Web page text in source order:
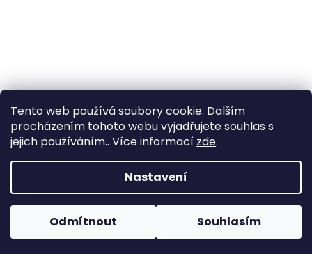
Tento web používá soubory cookie. Dalším
procházením tohoto webu vyjadřujete souhlas s
jejich používáním.. Více informací zde.
Nastavení
Odmítnout Souhlasím
Vytvořil Shoptet
Copyright 2026WintersportHK. Všechna práva